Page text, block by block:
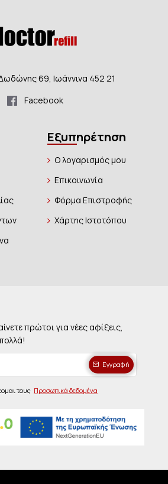
69, Ιωάννινα 452 21
Facebook
Εξυπηρέτηση
Ο λογαρισμός μου
Επικοινωνία
Φόρμα Επιστροφής
Χάρτης Ιστοτόπου
πρώτοι για νέες αφίξεις,
Εγγραφή
τους Προσωπικά δεδομένα